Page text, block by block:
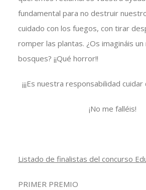
fundamental para no destruir
cuidado con los fuegos, con tirar
romper las plantas. ¿Os imagináis un
bosques? ¡¡Qué horror!!
¡¡¡Es nuestra responsabilidad
¡No me falléis!
Listado de finalistas del concurso
PRIMER PREMIO